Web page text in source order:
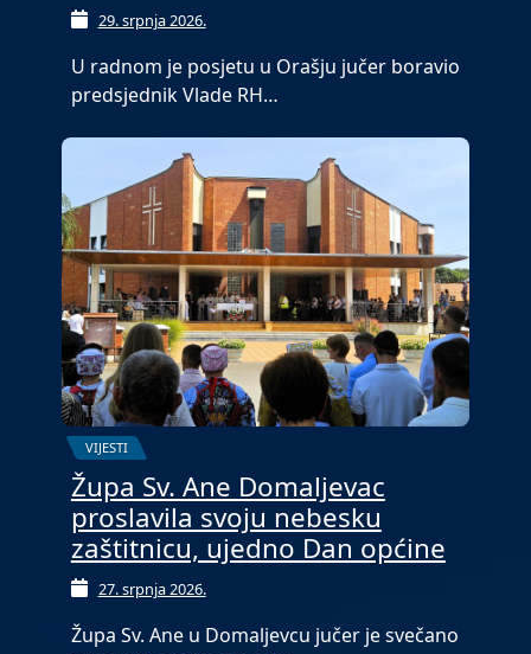
29. srpnja 2026.
U radnom je posjetu u Orašju jučer boravio
predsjednik Vlade RH…
VIJESTI
Župa Sv. Ane Domaljevac
proslavila svoju nebesku
zaštitnicu, ujedno Dan općine
27. srpnja 2026.
Župa Sv. Ane u Domaljevcu jučer je svečano